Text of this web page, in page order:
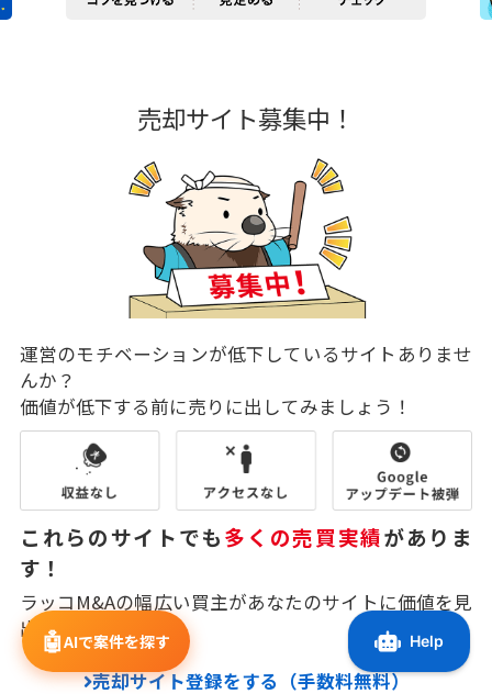
売却サイト募集中！
運営のモチベーションが低下しているサイトありませ
んか？
価値が低下する前に売りに出してみましょう！
これらのサイトでも多くの売買実績がありま
す！
ラッコM&Aの幅広い買主があなたのサイトに価値を見
出してくれます。
売却サイト登録をする（手数料無料）
🤖AIで案件を探す